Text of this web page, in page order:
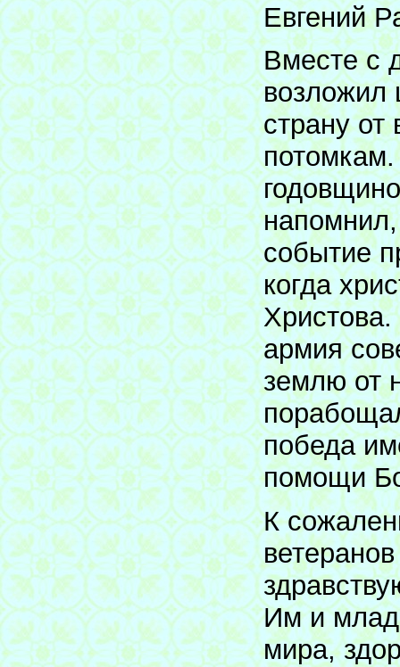
Евгений
Вместе с
возложил
страну
напомнил,
событие
когда
армия
землю от
победа
помощи
К
Им и
мира,